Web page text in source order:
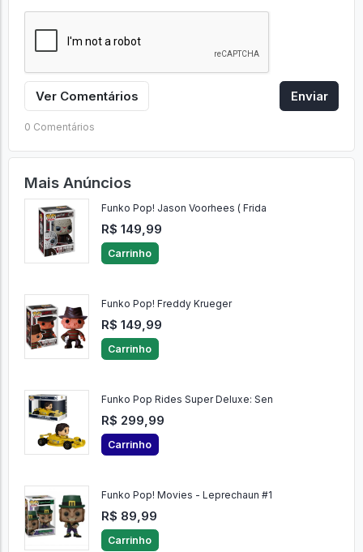
Ver Comentários Enviar
0 Comentários
Mais Anúncios
Funko Pop! Jason Voorhees ( Frida
R$ 149,99
Carrinho
Funko Pop! Freddy Krueger
R$ 149,99
Carrinho
Funko Pop Rides Super Deluxe: Sen
R$ 299,99
Carrinho
Funko Pop! Movies - Leprechaun #1
R$ 89,99
Carrinho